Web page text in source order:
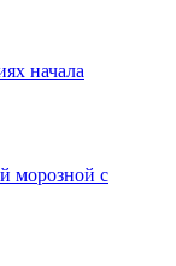
начала
морозной с